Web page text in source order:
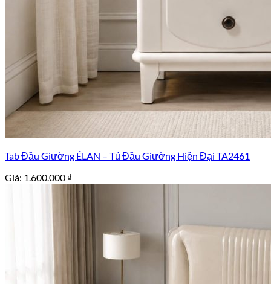
Tab Đầu Giường ÉLAN – Tủ Đầu Giường Hiện Đại TA2461
Giá: 1.600.000 ₫